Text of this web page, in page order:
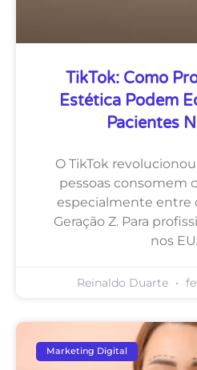
TikTok: Como
Estética Podem
Pacientes
O TikTok
pessoas consomem
especialmente entre
Geração Z. Para
nos
Reinaldo Duarte
Marketing Digital